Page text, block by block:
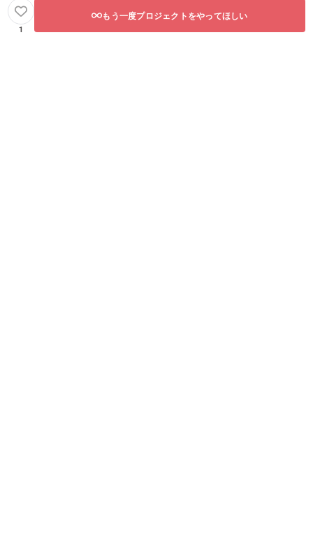
1
もう一度プロジェクトをやってほしい